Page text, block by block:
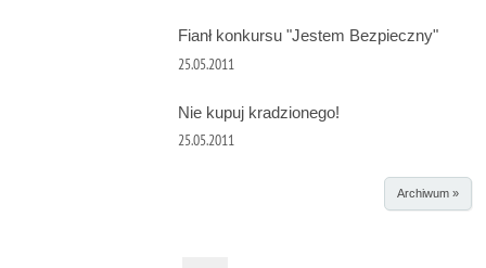
Fianł konkursu "Jestem Bezpieczny"
25.05.2011
Nie kupuj kradzionego!
25.05.2011
Archiwum »